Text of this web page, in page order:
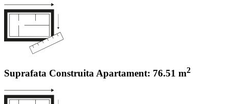
Suprafata Construita Apartament: 76.51 m2